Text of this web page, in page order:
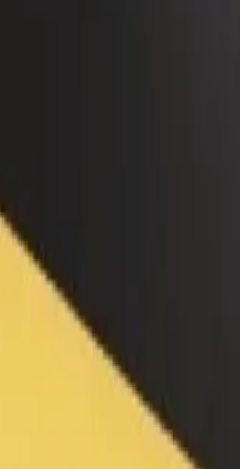
restaurante o tienda
clientes y maximiza tus
Echa un vistazo a